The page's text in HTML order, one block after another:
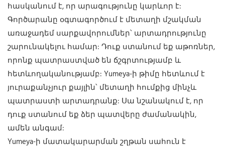
հասկանում է, որ արագությունը կարևոր է:
Գործարանը օգտագործում է մետաղի մշակման
առաջադեմ սարքավորումներ՝ արտադրությունը
շարունակելու համար: Դուք ստանում եք աթոռներ,
որոնք պատրաստված են ճշգրտությամբ և
հետևողականությամբ: Yumeya-ի թիմը հետևում է
յուրաքանչյուր քայլին՝ մետաղի հումքից մինչև
պատրաստի արտադրանք: Սա նշանակում է, որ
դուք ստանում եք ձեր պատվերը ժամանակին,
ամեն անգամ:
Yumeya-ի մատակարարման շղթան սահուն է